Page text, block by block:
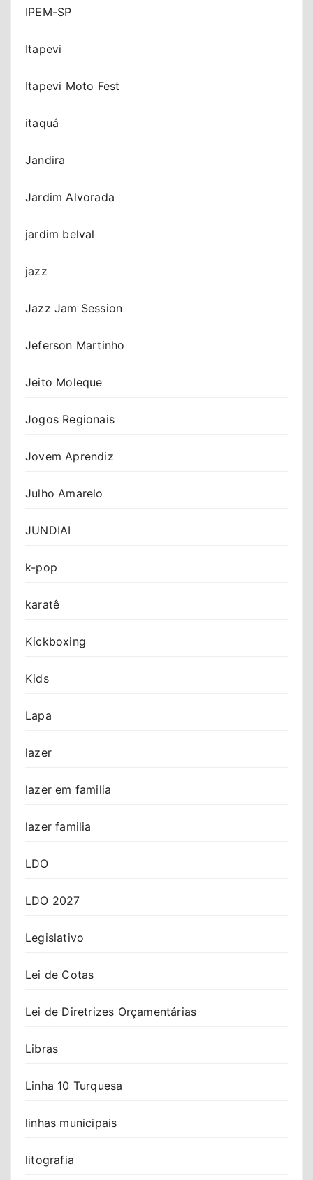
IPEM-SP
Itapevi
Itapevi Moto Fest
itaquá
Jandira
Jardim Alvorada
jardim belval
jazz
Jazz Jam Session
Jeferson Martinho
Jeito Moleque
Jogos Regionais
Jovem Aprendiz
Julho Amarelo
JUNDIAI
k-pop
karatê
Kickboxing
Kids
Lapa
lazer
lazer em familia
lazer familia
LDO
LDO 2027
Legislativo
Lei de Cotas
Lei de Diretrizes Orçamentárias
Libras
Linha 10 Turquesa
linhas municipais
litografia